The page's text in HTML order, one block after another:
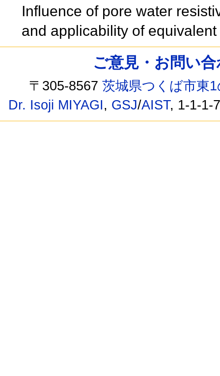
Influence of pore water
and applicability of
ご意見・お問い
〒305-8567茨城県つくば市東
Dr. Isoji MIYAGI, GSJ/AIST, 1-1-1-